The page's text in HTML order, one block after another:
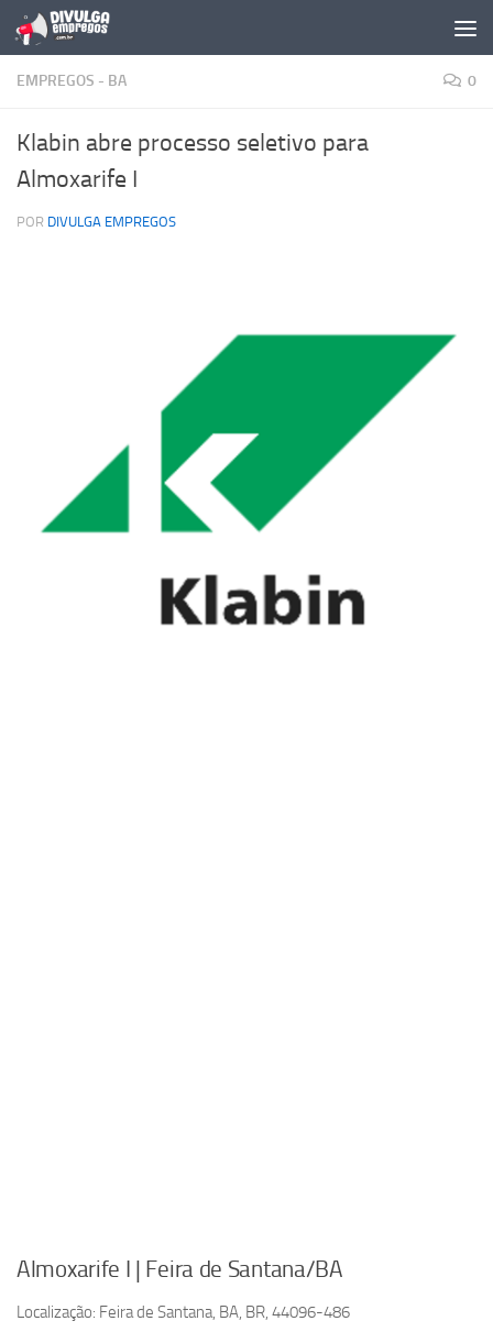
Skip to content
EMPREGOS - BA 0
Klabin abre processo seletivo para
Almoxarife I
POR DIVULGA EMPREGOS
Almoxarife I | Feira de Santana/BA
Localização: Feira de Santana, BA, BR, 44096-486